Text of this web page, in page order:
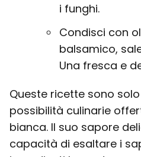
i funghi.
Condisci con
balsamico,
Una fresca e
Queste ricette sono
possibilità culinarie
bianca. Il suo sapore
capacità di esaltare i